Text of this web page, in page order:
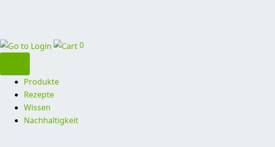
0
Produkte
Rezepte
Wissen
Nachhaltigkeit